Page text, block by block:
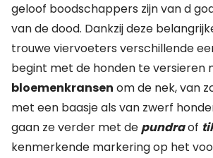
geloof boodschappers zijn van d
van de dood. Dankzij deze
trouwe viervoeters verschillende
begint met de honden te versieren
bloemenkransen om de nek, van
met een baasje als van zwerf
gaan ze verder met depundraof
kenmerkende markering op het